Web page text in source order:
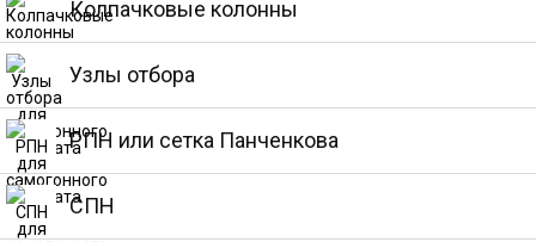
Колпачковые колонны
Узлы отбора
РПН или сетка Панченкова
СПН